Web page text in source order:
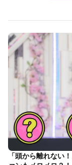
「頭から離れない